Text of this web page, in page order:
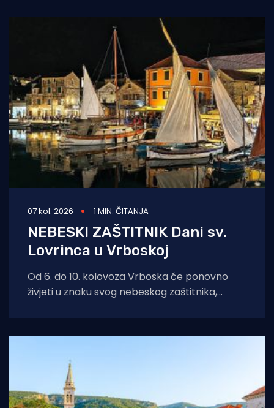
07 kol. 2026 1 MIN. ČITANJA
NEBESKI ZAŠTITNIK Dani sv.
Lovrinca u Vrboskoj
Od 6. do 10. kolovoza Vrboska će ponovno
živjeti u znaku svog nebeskog zaštitnika,